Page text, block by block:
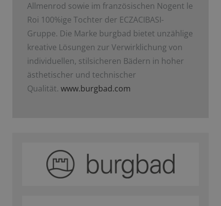
Allmenrod sowie im französischen Nogent le
Roi 100%ige Tochter der ECZACIBASI­-
Gruppe. Die Marke burgbad bietet unzählige
kreative Lösungen zur Verwirklichung von
individuellen, stilsicheren Bädern in hoher
ästhetischer und technischer
Qualität. www.burgbad.com